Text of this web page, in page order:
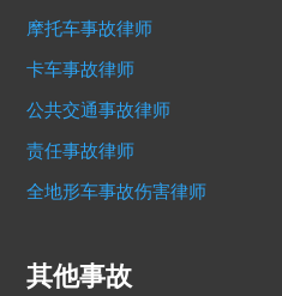
摩托车事故律师
卡车事故律师
公共交通事故律师
责任事故律师
全地形车事故伤害律师
其他事故